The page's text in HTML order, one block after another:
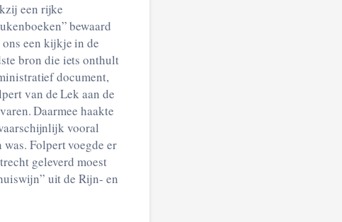
een rijke
bewaard
een kijkje in de
bron die iets onthult
document,
van de Lek aan de
Daarmee haakte
vooral
Folpert voegde er
geleverd moest
uit de Rijn- en